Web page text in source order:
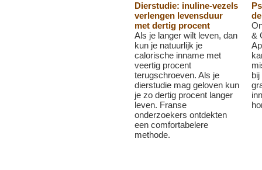
Dierstudie: inuline-vezels
verlengen levensduur
met dertig procent
Als je langer wilt leven, dan
kun je natuurlijk je
calorische inname met
veertig procent
terugschroeven. Als je
dierstudie mag geloven kun
je zo dertig procent langer
leven. Franse
onderzoekers ontdekten
een comfortabelere
methode.
&